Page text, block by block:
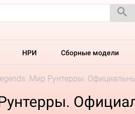
НРИ Сборные модели
Мир Рунтерры.